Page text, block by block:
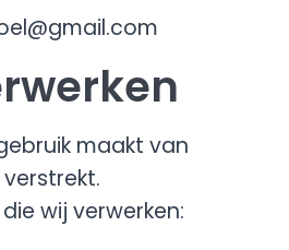
maakt van
wij verwerken: